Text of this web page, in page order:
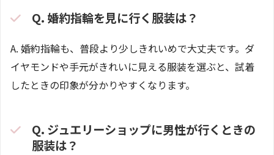
Q. 婚約指輪を見に行く服装は？
A. 婚約指輪も、普段より少しきれいめで大丈夫です。ダ
イヤモンドや手元がきれいに見える服装を選ぶと、試着
したときの印象が分かりやすくなります。
Q. ジュエリーショップに男性が行くときの
服装は？